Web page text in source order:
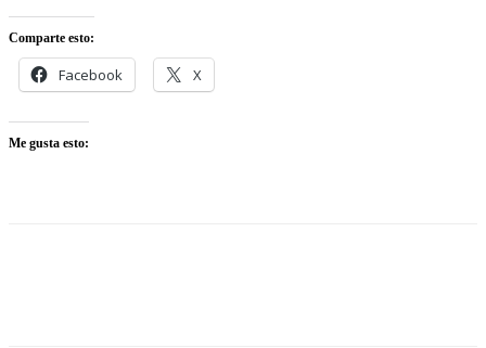
Comparte esto:
Facebook X
Me gusta esto: